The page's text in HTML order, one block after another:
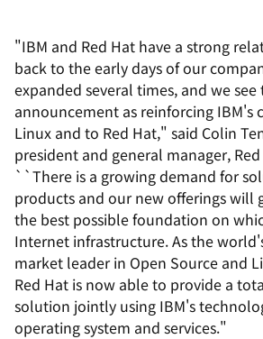
"IBM and Red Hat have a strong
back to the early days of our
expanded several times, and we see
announcement as reinforcing IBM's
Linux and to Red Hat," said Colin
president and general manager, Red
``There is a growing demand for
products and our new offerings will
the best possible foundation on
Internet infrastructure. As the
market leader in Open Source and
Red Hat is now able to provide a
solution jointly using IBM's
operating system and services."